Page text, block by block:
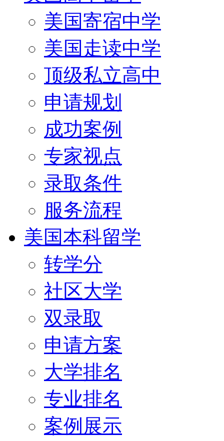
美国寄宿中学
美国走读中学
顶级私立高中
申请规划
成功案例
专家视点
录取条件
服务流程
美国本科留学
转学分
社区大学
双录取
申请方案
大学排名
专业排名
案例展示